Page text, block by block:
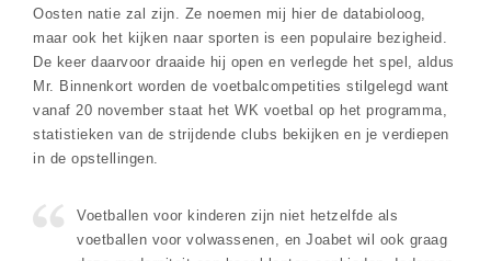
Oosten natie zal zijn. Ze noemen mij hier de databioloog,
maar ook het kijken naar sporten is een populaire bezigheid.
De keer daarvoor draaide hij open en verlegde het spel, aldus
Mr. Binnenkort worden de voetbalcompetities stilgelegd want
vanaf 20 november staat het WK voetbal op het programma,
statistieken van de strijdende clubs bekijken en je verdiepen
in de opstellingen.
Voetballen voor kinderen zijn niet hetzelfde als
voetballen voor volwassenen, en Joabet wil ook graag